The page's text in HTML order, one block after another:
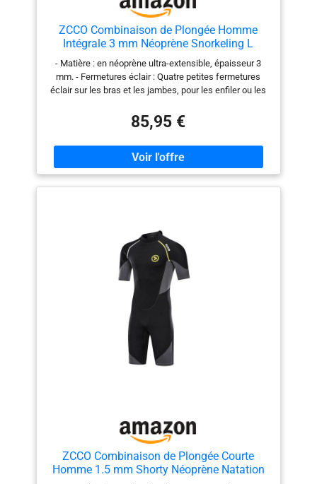
ZCCO Combinaison de Plongée Homme
Intégrale 3 mm Néoprène Snorkeling L
- Matière : en néoprène ultra-extensible, épaisseur 3
mm. - Fermetures éclair : Quatre petites fermetures
éclair sur les bras et les jambes, pour les enfiler ou les
en néoprène. - Joint d’étanchéité anti-vent : intérieur en
néoprène lisse sur le col, les bras et les jambes, pour
maintenir fermement votre peau et garantir que
beaucoup moins d’eau pénètre à l’intérieur. -
Genouillère anti-abrasion : offre une meilleure
protection pour votre genou. - Comment il nous
dans l'eau.
85,95 €
ZCCO Combinaison de Plongée Courte
Homme 1.5 mm Shorty Néoprène Natation